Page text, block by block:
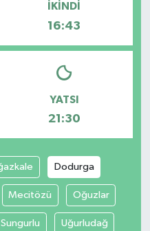
İKINDI
16:43
YATSI
21:30
Dodurga
Mecitözü Oğuzlar
Sungurlu Uğurludağ